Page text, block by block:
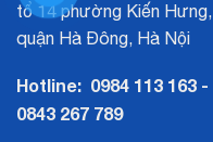
tổ 14 phường Kiến Hưng,
quận Hà Đông, Hà Nội
Hotline: 0984 113 163 -
0843 267 789